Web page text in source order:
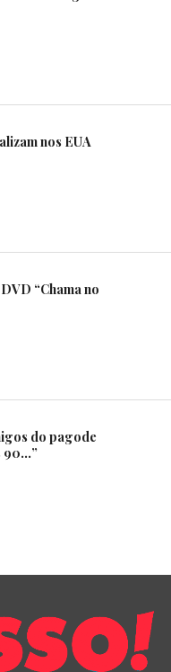
nos EUA
“Chama no
do pagode
90…”